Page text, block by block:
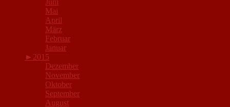
Juni
Mai
April
März
Februar
Januar
► 2015
Dezember
November
Oktober
September
August